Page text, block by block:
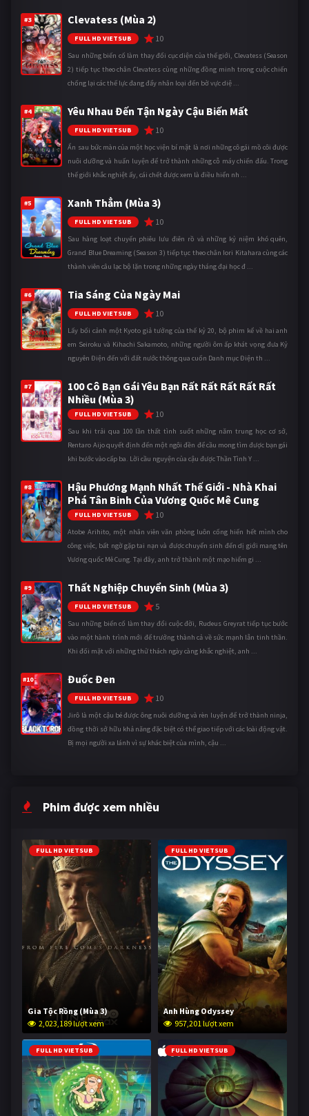
#3 Clevatess (Mùa 2)
FULL HD VIETSUB 10
Sau những biến cố làm thay đổi cục diện của thế giới, Clevatess (Season
2) tiếp tục theo chân Clevatess cùng những đồng minh trong cuộc chiến
chống lại các thế lực đang đẩy nhân loại đến bờ vực diệ ...
#4 Yêu Nhau Đến Tận Ngày Cậu Biến Mất
FULL HD VIETSUB 10
Ẩn sau bức màn của một học viện bí mật là nơi những cô gái mồ côi được
nuôi dưỡng và huấn luyện để trở thành những cỗ máy chiến đấu. Trong
thế giới khắc nghiệt ấy, cái chết được xem là điều hiển nh ...
#5 Xanh Thẳm (Mùa 3)
FULL HD VIETSUB 10
Sau hàng loạt chuyến phiêu lưu điên rồ và những kỷ niệm khó quên,
Grand Blue Dreaming (Season 3) tiếp tục theo chân Iori Kitahara cùng các
thành viên câu lạc bộ lặn trong những ngày tháng đại học đ ...
#6 Tia Sáng Của Ngày Mai
FULL HD VIETSUB 10
Lấy bối cảnh một Kyoto giả tưởng của thế kỷ 20, bộ phim kể về hai anh
em Seiroku và Kihachi Sakamoto, những người ôm ấp khát vọng đưa Kỷ
nguyên Điện đến với đất nước thông qua cuốn Danh mục Điện th ...
#7
100 Cô Bạn Gái Yêu Bạn Rất Rất Rất Rất Rất
Nhiều (Mùa 3)
FULL HD VIETSUB 10
Sau khi trải qua 100 lần thất tình suốt những năm trung học cơ sở,
Rentaro Aijo quyết định đến một ngôi đền để cầu mong tìm được bạn gái
khi bước vào cấp ba. Lời cầu nguyện của cậu được Thần Tình Y ...
#8
Hậu Phương Mạnh Nhất Thế Giới - Nhà Khai
Phá Tân Binh Của Vương Quốc Mê Cung
FULL HD VIETSUB 10
Atobe Arihito, một nhân viên văn phòng luôn cống hiến hết mình cho
công việc, bất ngờ gặp tai nạn và được chuyển sinh đến dị giới mang tên
Vương quốc Mê Cung. Tại đây, anh trở thành một mạo hiểm gi ...
#9 Thất Nghiệp Chuyển Sinh (Mùa 3)
FULL HD VIETSUB 5
Sau những biến cố làm thay đổi cuộc đời, Rudeus Greyrat tiếp tục bước
vào một hành trình mới để trưởng thành cả về sức mạnh lẫn tinh thần.
Khi đối mặt với những thử thách ngày càng khắc nghiệt, anh ...
#10 Đuốc Đen
FULL HD VIETSUB 10
Jirô là một cậu bé được ông nuôi dưỡng và rèn luyện để trở thành ninja,
đồng thời sở hữu khả năng đặc biệt có thể giao tiếp với các loài động vật.
Bị mọi người xa lánh vì sự khác biệt của mình, cậu ...
Phim được xem nhiều
FULL HD VIETSUB
Gia Tộc Rồng (Mùa 3)
2,023,189 lượt xem
FULL HD VIETSUB
Anh Hùng Odyssey
957,201 lượt xem
FULL HD VIETSUB FULL HD VIETSUB